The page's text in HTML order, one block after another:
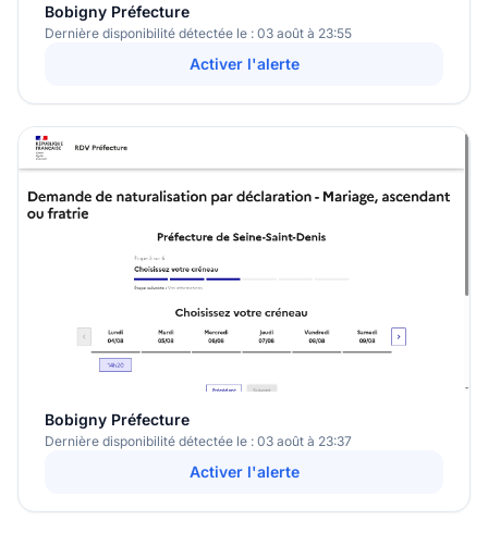
Bobigny Préfecture
Dernière disponibilité détectée le : 03 août à 23:55
Activer l'alerte
Bobigny Préfecture
Dernière disponibilité détectée le : 03 août à 23:37
Activer l'alerte